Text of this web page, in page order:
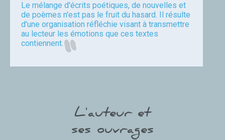
Le mélange d'écrits poétiques, de nouvelles et
de poèmes n'est pas le fruit du hasard. Il résulte
d'une organisation réfléchie visant à transmettre
au lecteur les émotions que ces textes
contiennent.
L'auteur et
ses ouvrages